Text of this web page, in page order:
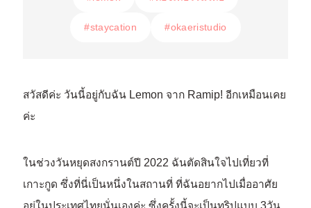
#staycation
#staycation #okaeristudio
#okaeristudio
สวัสดีค่ะ วันนี้อยู่กับฉัน Lemon จาก Ramip! อีกเหมือนเคย
ค่ะ
ในช่วงวันหยุดสงกรานต์ปี 2022 ฉันตัดสินใจไปเที่ยวที่
เกาะกูด ซึ่งที่นี่เป็นหนึ่งในสถานที่ ที่ฉันอยากไปเมื่ออาศัย
อยู่ในประเทศไทยนั่นเองค่ะ ซึ่งครั้งนี้จะเป็นทริปแบบ 3วัน